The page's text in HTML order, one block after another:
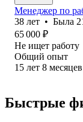
Менеджер по
38 лет • Была
65 000 ₽
Не ищет работу
Общий опыт
15 лет 8 месяцев
Быстрые